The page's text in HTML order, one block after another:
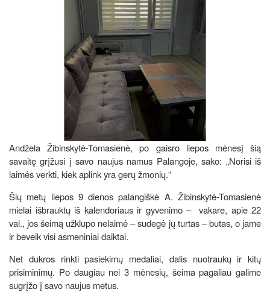
Andžela Žibinskytė-Tomasienė, po gaisro liepos mėnesį šią
savaitę grįžusi į savo naujus namus Palangoje, sako: „Norisi iš
laimės verkti, kiek aplink yra gerų žmonių.“
Šių metų liepos 9 dienos palangiškė A. Žibinskytė-Tomasienė
mielai išbrauktų iš kalendoriaus ir gyvenimo – vakare, apie 22
val., jos šeimą užklupo nelaimė – sudegė jų turtas – butas, o jame
ir beveik visi asmeniniai daiktai.
Net dukros rinkti pasiekimų medaliai, dalis nuotraukų ir kitų
prisiminimų. Po daugiau nei 3 mėnesių, šeima pagaliau galime
sugrįžo į savo naujus metus.